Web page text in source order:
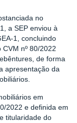
no
a SEP enviou à
1, concluindo
nº 80/2022
de forma
apresentação da
em
2022 e definida em
titularidade do